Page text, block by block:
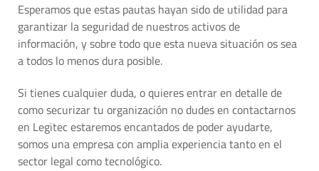
Esperamos que estas pautas hayan sido de utilidad para
garantizar la seguridad de nuestros activos de
información, y sobre todo que esta nueva situación os sea
a todos lo menos dura posible.
Si tienes cualquier duda, o quieres entrar en detalle de
como securizar tu organización no dudes en contactarnos
en Legitec estaremos encantados de poder ayudarte,
somos una empresa con amplia experiencia tanto en el
sector legal como tecnológico.